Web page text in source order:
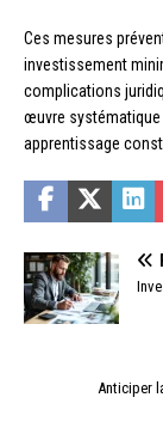
Ces mesures
investissement
complications
œuvre systématique
apprentissage
Anticiper